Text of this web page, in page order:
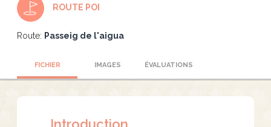
ROUTE POI
Route: Passeig de l'aigua
FICHIER IMAGES ÉVALUATIONS